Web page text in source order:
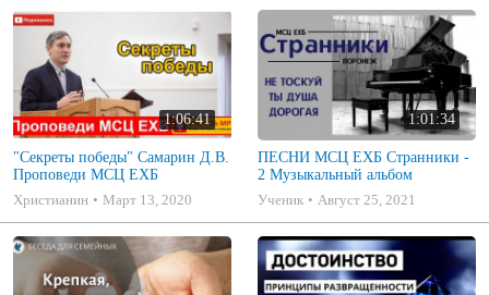
1:06:41
"Секреты победы" Самарин Д.В.
Проповеди МСЦ ЕХБ
Христианин
Март 13, 2020
1:01:34
ПЕСНИ МСЦ ЕХБ Странники -
2 Музыкальный альбом
Ученик
Август 25, 2021